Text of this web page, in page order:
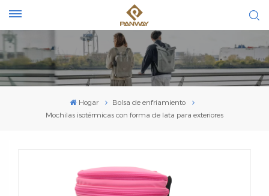
Hogar
Bolsa de enfriamiento
Mochilas isotérmicas con forma de lata para exteriores